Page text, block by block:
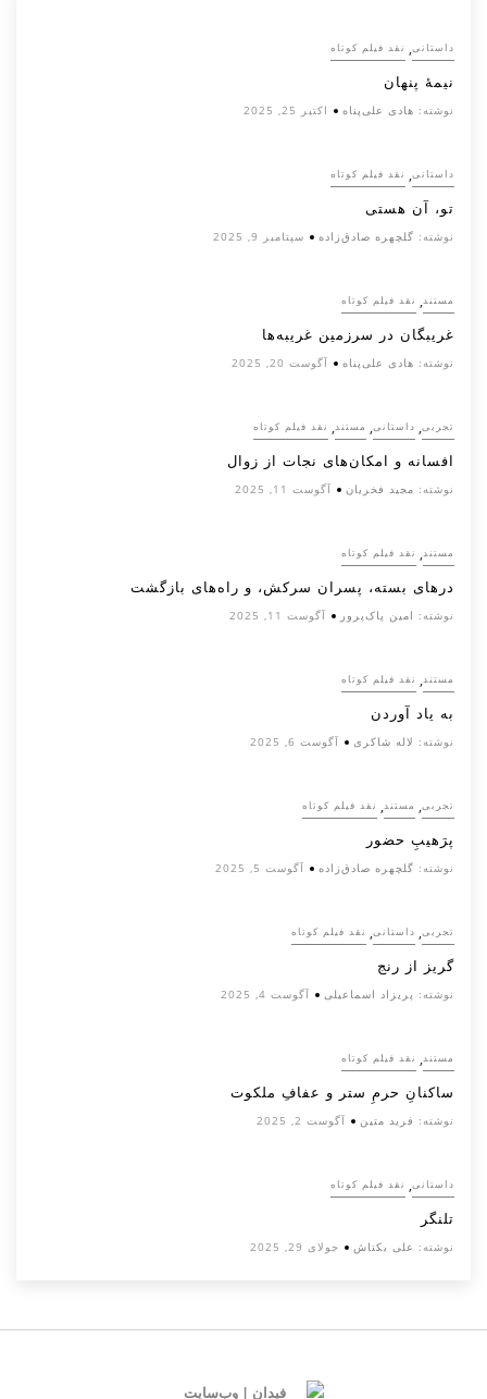
داستانی, نقد فیلم کوتاه
نیمۀ پنهان
نوشته: هادی علی‌پناه اکتبر 25, 2025
داستانی, نقد فیلم کوتاه
تو، آن هستی
نوشته: گلچهره صادق‌زاده سپتامبر 9, 2025
مستند, نقد فیلم کوتاه
غریبگان در سرزمین غریبه‌ها
نوشته: هادی علی‌پناه آگوست 20, 2025
تجربی, داستانی, مستند, نقد فیلم کوتاه
افسانه‌ و امکان‌های نجات از زوال
نوشته: مجید فخریان آگوست 11, 2025
مستند, نقد فیلم کوتاه
درهای بسته، پسران سرکش، و راه‌های بازگشت
نوشته: امین پاک‌پرور آگوست 11, 2025
مستند, نقد فیلم کوتاه
به یاد آوردن
نوشته: لاله شاکری آگوست 6, 2025
تجربی, مستند, نقد فیلم کوتاه
پرَهیب‌ِ حضور
نوشته: گلچهره صادق‌زاده آگوست 5, 2025
تجربی, داستانی, نقد فیلم کوتاه
گریز از رنج
نوشته: پریزاد اسماعیلی آگوست 4, 2025
مستند, نقد فیلم کوتاه
ساکنانِ حرمِ ستر و عفافِ ملکوت
نوشته: فرید متین آگوست 2, 2025
داستانی, نقد فیلم کوتاه
تلنگر
نوشته: علی بکتاش جولای 29, 2025